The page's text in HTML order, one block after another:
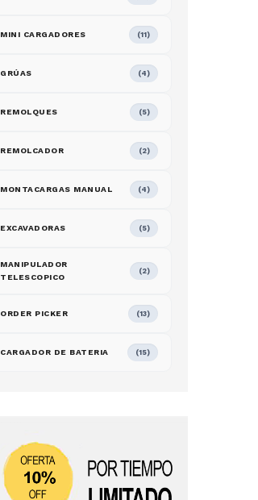
MINI CARGADORES (11)
GRÚAS (4)
REMOLQUES (5)
REMOLCADOR (2)
MONTACARGAS MANUAL (4)
EXCAVADORAS (5)
MANIPULADOR
TELESCOPICO
(2)
ORDER PICKER (13)
CARGADOR DE BATERIA (15)